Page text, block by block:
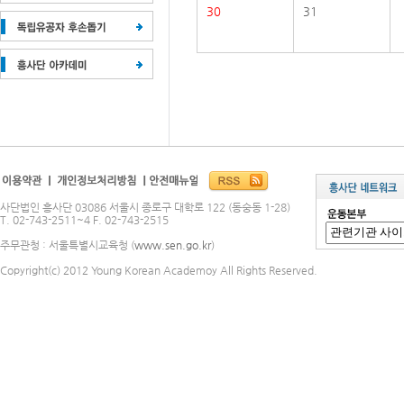
30 31
사단법인 흥사단 03086 서울시 종로구 대학로 122 (동숭동 1-28)
T. 02-743-2511~4 F. 02-743-2515
주무관청 : 서울특별시교육청 (www.sen.go.kr)
Copyright(c) 2012 Young Korean Academoy All Rights Reserved.